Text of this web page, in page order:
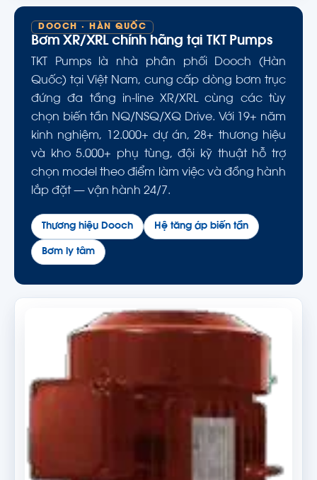
DOOCH · HÀN QUỐC
Bơm XR/XRL chính hãng tại TKT Pumps
TKT Pumps là nhà phân phối Dooch (Hàn
Quốc) tại Việt Nam, cung cấp dòng bơm trục
đứng đa tầng in-line XR/XRL cùng các tùy
chọn biến tần NQ/NSQ/XQ Drive. Với 19+ năm
kinh nghiệm, 12.000+ dự án, 28+ thương hiệu
và kho 5.000+ phụ tùng, đội kỹ thuật hỗ trợ
chọn model theo điểm làm việc và đồng hành
lắp đặt — vận hành 24/7.
Thương hiệu Dooch Hệ tăng áp biến tần
Bơm ly tâm